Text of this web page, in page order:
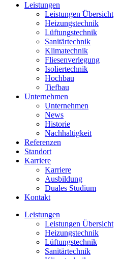
Leistungen
Leistungen Übersicht
Heizungstechnik
Lüftungstechnik
Sanitärtechnik
Klimatechnik
Fliesenverlegung
Isoliertechnik
Hochbau
Tiefbau
Unternehmen
Unternehmen
News
Historie
Nachhaltigkeit
Referenzen
Standort
Karriere
Karriere
Ausbildung
Duales Studium
Kontakt
Leistungen
Leistungen Übersicht
Heizungstechnik
Lüftungstechnik
Sanitärtechnik